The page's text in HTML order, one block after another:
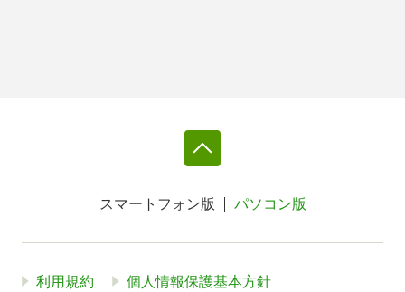
スマートフォン版 パソコン版
利用規約 個人情報保護基本方針